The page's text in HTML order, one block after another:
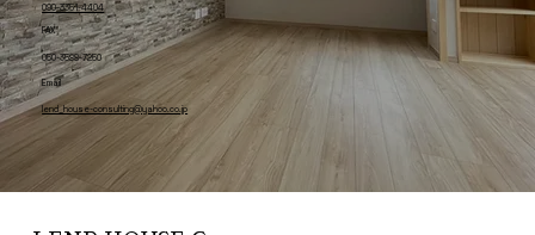
090-3351-4404
FAX
050-3588-7250
Email
lend_house-consulting@yahoo.co.jp